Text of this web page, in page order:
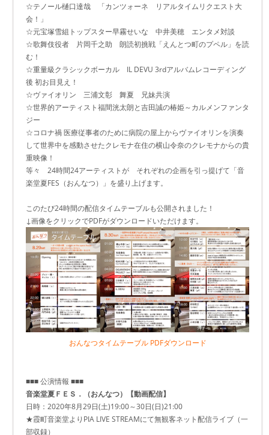
☆テノール樋口達哉 「カンツォーネ リアルタイムリクエスト大
会！」
☆元宝塚雪組トップスター早霧せいな 中井美穂 エンタメ対談
☆歌舞伎役者 片岡千之助 朗読初挑戦「えんとつ町のプペル」を読
む！
☆重量級クラシックボーカル IL DEVU 3rdアルバムレコーディング
後 初お目見え！
☆ヴァイオリン 三浦文彰 舞夏 兄妹共演
☆世界的アーティスト福間洸太朗と吉田誠の椿姫～カルメンファンタ
ジー
☆コロナ禍 医療従事者のために病院の屋上からヴァイオリンを演奏
して世界中を感動させたクレモナ在住の横山令奈のクレモナからの貴
重映像！
等々 24時間24アーティストが それぞれの企画を引っ提げて「音
楽堂夏FES（おんなつ）」を盛り上げます。
このたび24時間の配信タイムテーブルも公開されました！
↓画像をクリックでPDFがダウンロードいただけます。
おんなつタイムテーブル PDFダウンロード
■■■ 公演情報 ■■■
音楽堂夏ＦＥＳ．（おんなつ）【動画配信】
日時：2020年8月29日(土)19:00～30日(日)21:00
★霞町音楽堂よりPIA LIVE STREAMにて無観客ネット配信ライブ（一
部収録）